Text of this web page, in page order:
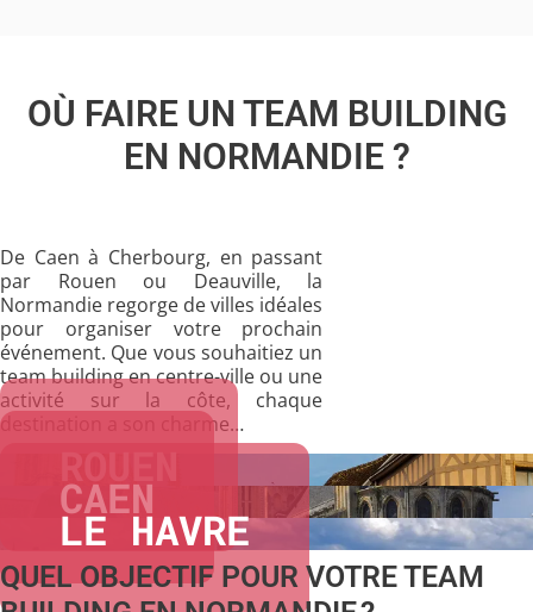
OÙ FAIRE UN TEAM BUILDING
EN NORMANDIE ?
De Caen à Cherbourg, en passant
par Rouen ou Deauville, la
Normandie regorge de villes idéales
pour organiser votre prochain
événement. Que vous souhaitiez un
team buildingen centre-ville ou une
activité sur la côte, chaque
destination a son charme…
CAEN
LE HAVRE
QUEL OBJECTIF POUR VOTRE TEAM